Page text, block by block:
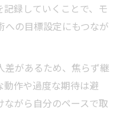
録していくことで、モ
への目標設定にもつなが
差があるため、焦らず継
作や過度な期待は避
ながら自分のペースで取